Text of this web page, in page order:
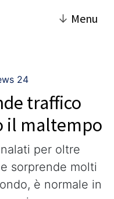
↓ Menu
24
traffico
il maltempo
per oltre
sorprende molti
è normale in